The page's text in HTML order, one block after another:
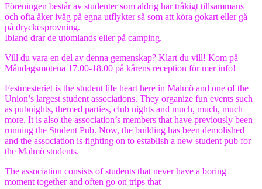
Föreningen består av studenter som aldrig har tråkigt tillsammans
och ofta åker iväg på egna utflykter så som att köra gokart eller gå
på dryckesprovning.
Ibland drar de utomlands eller på camping.
Vill du vara en del av denna gemenskap? Klart du vill! Kom på
Måndagsmötena 17.00-18.00 på kårens reception för mer info!
Festmesteriet is the student life heart here in Malmö and one of the
Union’s largest student associations. They organize fun events such
as pubnights, themed parties, club nights and much, much, much
more. It is also the association’s members that have previously been
running the Student Pub. Now, the building has been demolished
and the association is fighting on to establish a new student pub for
the Malmö students.
The association consists of students that never have a boring
moment together and often go on trips that